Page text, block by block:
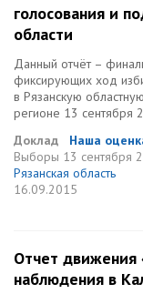
голосования и
области
Данный отчёт –
фиксирующих ход
в Рязанскую
регионе 13 сентября
Доклад
Наша
Выборы 13 сентября
Рязанская область
16.09.2015
Отчет движения
наблюдения в